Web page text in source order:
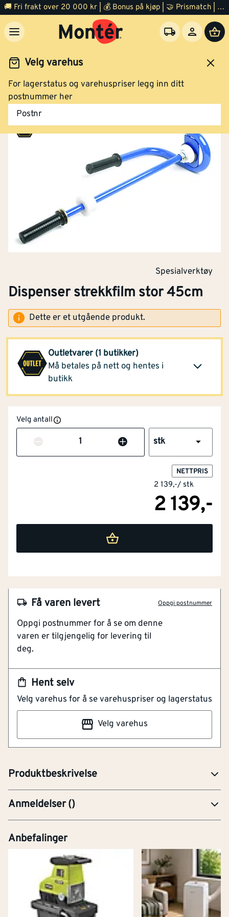
🚚 Fri frakt over 20 000 kr | 💰 Bonus på kjøp | 🤝 Prismatch | ⭐ 100% fornøyd garanti | 🏪 140 byggevarehus
Velg varehus
For lagerstatus og varehuspriser legg inn ditt
postnummer her
Postnr
Outlet diverse
Spesialverktøy
Dispenser strekkfilm stor 45cm
Dette er et utgående produkt.
Outletvarer (1 butikker)
Må betales på nett og hentes i
butikk
Optimera Helsfyr
(2 stk)
Opprinnelig pris
2 139,-
1 065,-
Klikk og hent
Velg antall
Antall stk
NETTPRIS
2 139,-/ stk
2 139,-
Hent selv
Velg varehus for å se varehuspriser og lagerstatus
Velg varehus
Få varen levert Oppgi postnummer
Oppgi postnummer for å se om denne
varen er tilgjengelig for levering til
deg.
Produktbeskrivelse
NOBB 30678759
101156540
Anmeldelser()
Anbefalinger